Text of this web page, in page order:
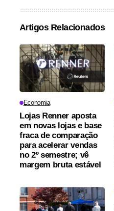
Artigos Relacionados
Economia
Lojas Renner aposta
em novas lojas e base
fraca de comparação
para acelerar vendas
no 2º semestre; vê
margem bruta estável